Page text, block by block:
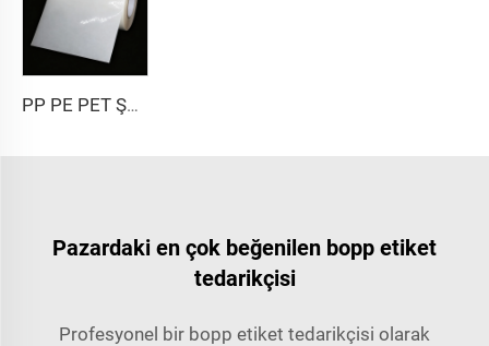
PP PE PET Şeffaf Transparan Kendinden Yapışkanlı Sentetik Film Malzeme Etiket Kağıdı Jumbo Rulo
Pazardaki en çok beğenilen bopp etiket
tedarikçisi
Profesyonel bir bopp etiket tedarikçisi olarak